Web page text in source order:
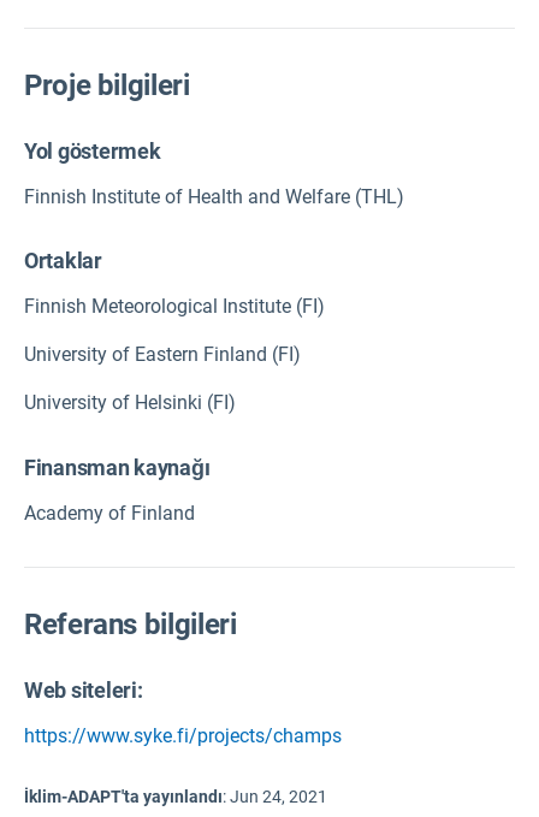
Proje bilgileri
Yol göstermek
Finnish Institute of Health and Welfare (THL)
Ortaklar
Finnish Meteorological Institute (FI)
University of Eastern Finland (FI)
University of Helsinki (FI)
Finansman kaynağı
Academy of Finland
Referans bilgileri
Web siteleri:
https://www.syke.fi/projects/champs
İklim-ADAPT'ta yayınlandı:Jun 24, 2021